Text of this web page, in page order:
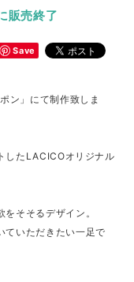
販売終了
Save
ン」にて制作致しま
したLACICOオリジナル
そそるデザイン。
ていただきたい一足で